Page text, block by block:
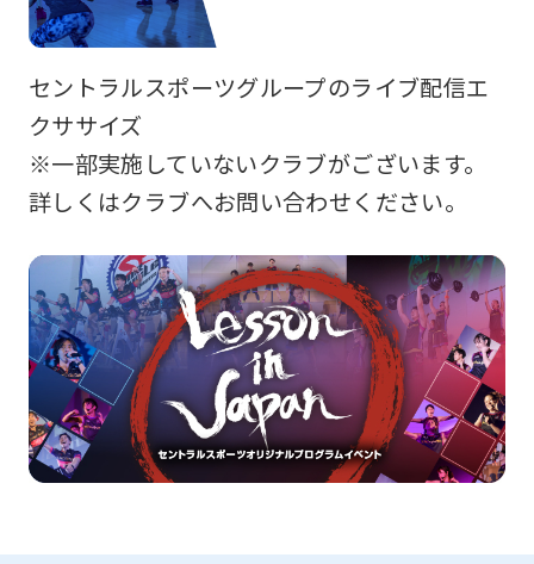
セントラルスポーツグループのライブ配信エ
クササイズ
※一部実施していないクラブがございます。
詳しくはクラブへお問い合わせください。